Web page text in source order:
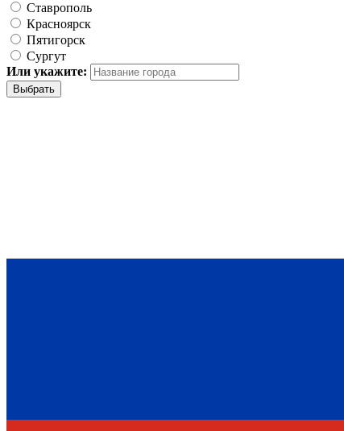
Ставрополь
Красноярск
Пятигорск
Сургут
Или укажите: